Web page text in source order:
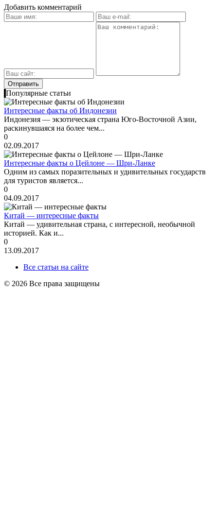
Добавить комментарий
Популярные статьи
Интересные факты об Индонезии
Индонезия — экзотическая страна Юго-Восточной Азии,
раскинувшаяся на более чем...
0
02.09.2017
Интересные факты о Цейлоне — Шри-Ланке
Одним из самых поразительных и удивительных государств
для туристов является...
0
04.09.2017
Китай — интересные факты
Китай — удивительная страна, с интересной, необычной
историей. Как и...
0
13.09.2017
Все статьи на сайте
© 2026 Все права защищены